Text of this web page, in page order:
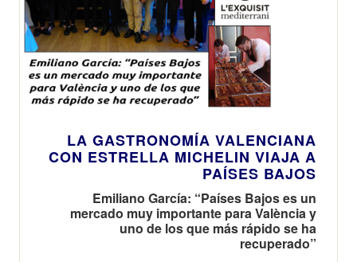
LA GASTRONOMÍA VALENCIANA
CON ESTRELLA MICHELIN VIAJA A
PAÍSES BAJOS
Emiliano García: “Países Bajos es un
mercado muy importante para València y
uno de los que más rápido se ha
recuperado”